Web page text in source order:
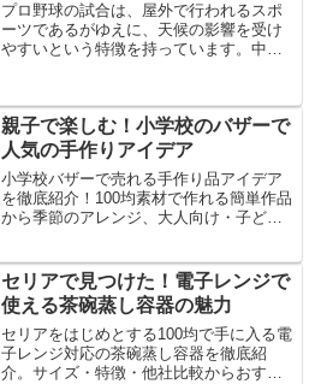
プロ野球の試合は、屋外で行われるスポ
ーツであるがゆえに、天候の影響を受け
やすいという特徴を持っています。中で
ァクターとなります。特に、降水量がわ
ずか2mmといった一見些...
親子で楽しむ！小学校のバザーで
人気の手作りアイデア
小学校バザーで売れる手作り品アイデア
を徹底紹介！100均素材で作れる簡単作品
から季節のアレンジ、大人向け・子ども
ザー成功のコツも解説。
セリアで見つけた！電子レンジで
使える茶碗蒸し容器の魅力
セリアをはじめとする100均で手に入る電
子レンジ対応の茶碗蒸し容器を徹底紹
介。サイズ・特徴・他社比較からおすす